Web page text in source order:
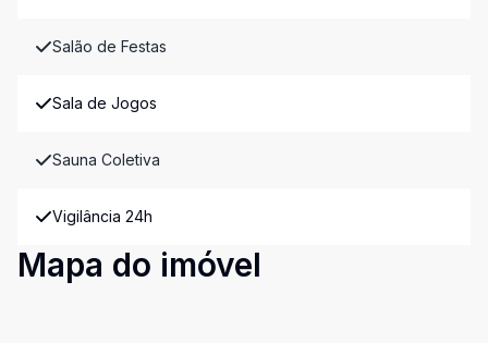
Salão de Festas
Sala de Jogos
Sauna Coletiva
Vigilância 24h
Mapa do imóvel